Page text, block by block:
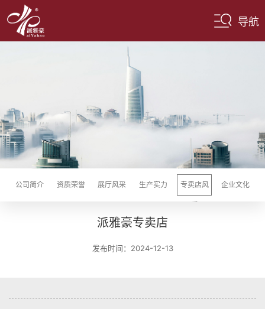
导航
公司简介 资质荣誉 展厅风采 生产实力 专卖店风 企业文化
派雅豪专卖店
发布时间：2024-12-13